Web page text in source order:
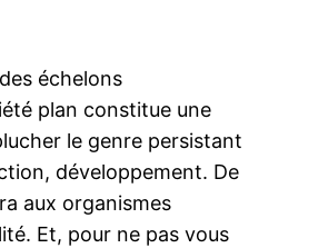
échelons
plan constitue une
le genre persistant
développement. De
aux organismes
Et, pour ne pas vous